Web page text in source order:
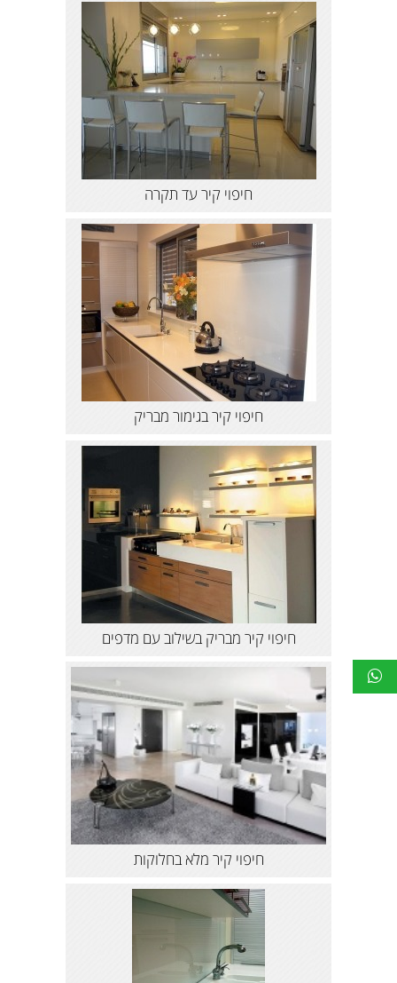
חיפוי קיר עד תקרה
חיפוי קיר בגימור מבריק
חיפוי קיר מבריק בשילוב עם מדפים
חיפוי קיר מלא בחלוקות